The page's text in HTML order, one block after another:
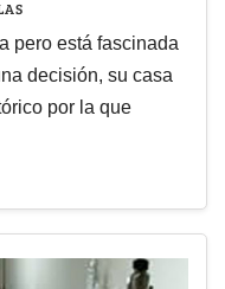
pero está fascinada
decisión, su casa
por la que